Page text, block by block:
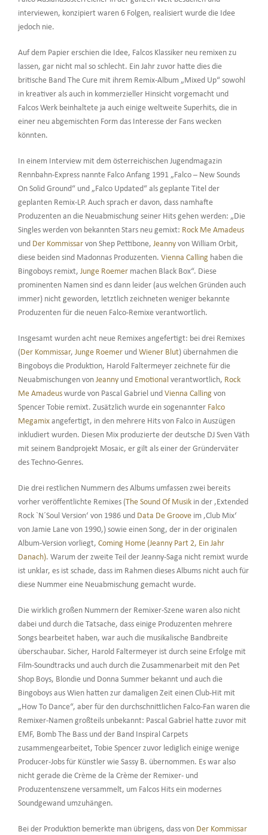
interviewen, konzipiert waren 6 Folgen, realisiert wurde die Idee
jedoch nie.
Auf dem Papier erschien die Idee, Falcos Klassiker neu remixen zu
lassen, gar nicht mal so schlecht. Ein Jahr zuvor hatte dies die
britische Band The Cure mit ihrem Remix-Album „Mixed Up“ sowohl
in kreativer als auch in kommerzieller Hinsicht vorgemacht und
Falcos Werk beinhaltete ja auch einige weltweite Superhits, die in
einer neu abgemischten Form das Interesse der Fans wecken
könnten.
In einem Interview mit dem österreichischen Jugendmagazin
Rennbahn-Express nannte Falco Anfang 1991 „Falco – New Sounds
On Solid Ground“ und „Falco Updated“ als geplante Titel der
geplanten Remix-LP. Auch sprach er davon, dass namhafte
Produzenten an die Neuabmischung seiner Hits gehen werden: „Die
Singles werden von bekannten Stars neu gemixt: Rock Me Amadeus
und Der Kommissarvon Shep Pettibone, Jeannyvon William Orbit,
diese beiden sind Madonnas Produzenten. Vienna Callinghaben die
Bingoboys remixt, Junge Roemermachen Black Box“. Diese
prominenten Namen sind es dann leider (aus welchen Gründen auch
immer) nicht geworden, letztlich zeichneten weniger bekannte
Produzenten für die neuen Falco-Remixe verantwortlich.
Insgesamt wurden acht neue Remixes angefertigt: bei drei Remixes
(Der Kommissar, Junge Roemerund Wiener Blut) übernahmen die
Bingoboys die Produktion, Harold Faltermeyer zeichnete für die
Neuabmischungen von Jeannyund Emotionalverantwortlich, Rock
Me Amadeuswurde von Pascal Gabriel und Vienna Callingvon
Spencer Tobie remixt. Zusätzlich wurde ein sogenannter Falco
Megamixangefertigt, in den mehrere Hits von Falco in Auszügen
inkludiert wurden. Diesen Mix produzierte der deutsche DJ Sven Väth
mit seinem Bandprojekt Mosaic, er gilt als einer der Gründerväter
des Techno-Genres.
Die drei restlichen Nummern des Albums umfassen zwei bereits
vorher veröffentlichte Remixes (The Sound Of Musikin der ‚Extended
Rock `N´Soul Version‘ von 1986 und Data De Grooveim ‚Club Mix‘
von Jamie Lane von 1990,) sowie einen Song, der in der originalen
Album-Version vorliegt, Coming Home (Jeanny Part 2, Ein Jahr
Danach). Warum der zweite Teil der Jeanny-Saga nicht remixt wurde
ist unklar, es ist schade, dass im Rahmen dieses Albums nicht auch für
diese Nummer eine Neuabmischung gemacht wurde.
Die wirklich großen Nummern der Remixer-Szene waren also nicht
dabei und durch die Tatsache, dass einige Produzenten mehrere
Songs bearbeitet haben, war auch die musikalische Bandbreite
überschaubar. Sicher, Harold Faltermeyer ist durch seine Erfolge mit
Film-Soundtracks und auch durch die Zusammenarbeit mit den Pet
Shop Boys, Blondie und Donna Summer bekannt und auch die
Bingoboys aus Wien hatten zur damaligen Zeit einen Club-Hit mit
„How To Dance“, aber für den durchschnittlichen Falco-Fan waren die
Remixer-Namen großteils unbekannt: Pascal Gabriel hatte zuvor mit
EMF, Bomb The Bass und der Band Inspiral Carpets
zusammengearbeitet, Tobie Spencer zuvor lediglich einige wenige
Producer-Jobs für Künstler wie Sassy B. übernommen. Es war also
nicht gerade die Crème de la Crème der Remixer- und
Produzentenszene versammelt, um Falcos Hits ein modernes
Soundgewand umzuhängen.
Bei der Produktion bemerkte man übrigens, dass von Der Kommissar